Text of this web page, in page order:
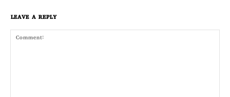
LEAVE A REPLY